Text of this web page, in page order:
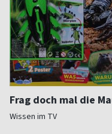
Frag doch mal die
Wissen im TV